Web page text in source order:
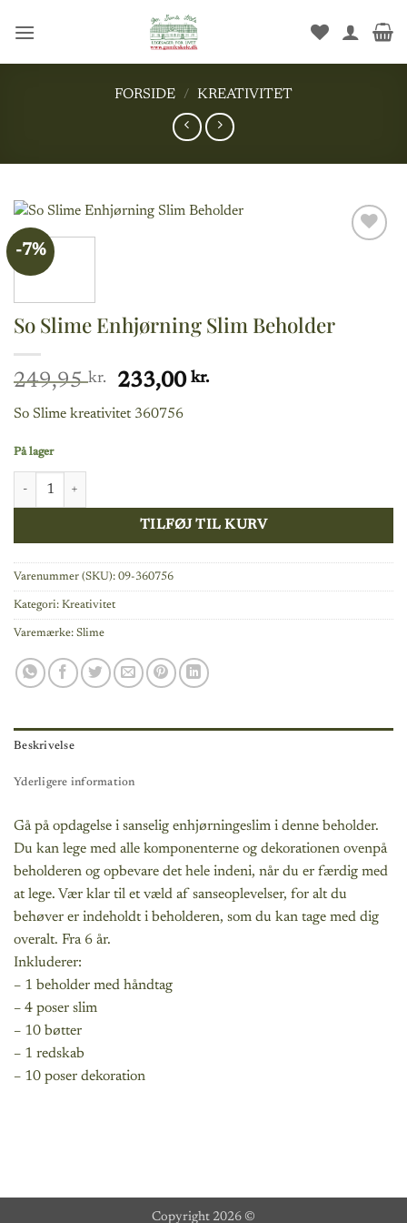
FORSIDE / KREATIVITET
-7%
So Slime Enhjørning Slim Beholder
249,95kr.
Den
oprindelige
pris
233,00kr.Den
So Slime kreativitet 360756
På lager
So Slime Enhjørning Slim Beholder antal
TILFØJ TIL KURV
Varenummer (SKU): 09-360756
Kategori: Kreativitet
Varemærke: Slime
Beskrivelse
Yderligere information
Gå på opdagelse i sanselig enhjørningeslim i denne beholder.
Du kan lege med alle komponenterne og dekorationen ovenpå
beholderen og opbevare det hele indeni, når du er færdig med
at lege. Vær klar til et væld af sanseoplevelser, for alt du
behøver er indeholdt i beholderen, som du kan tage med dig
overalt. Fra 6 år.
Inkluderer:
– 1 beholder med håndtag
– 4 poser slim
– 10 bøtter
– 1 redskab
– 10 poser dekoration
Copyright 2026 ©